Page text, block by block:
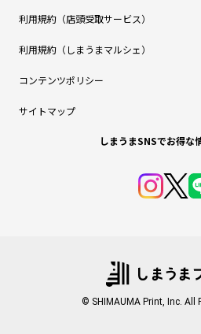
利用規約（店頭受取サービス）
利用規約（しまうまマルシェ）
コンテンツポリシー
サイトマップ
しまうまSNSでお得な
© SHIMAUMA Print, Inc. All